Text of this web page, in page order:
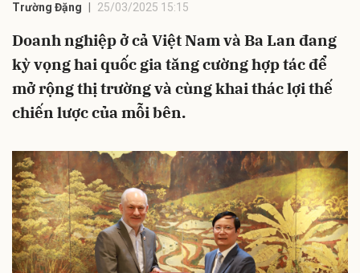
Trường Đặng 25/03/2025 15:15
Doanh nghiệp ở cả Việt Nam và Ba Lan đang
kỳ vọng hai quốc gia tăng cường hợp tác để
mở rộng thị trường và cùng khai thác lợi thế
chiến lược của mỗi bên.
Hủy